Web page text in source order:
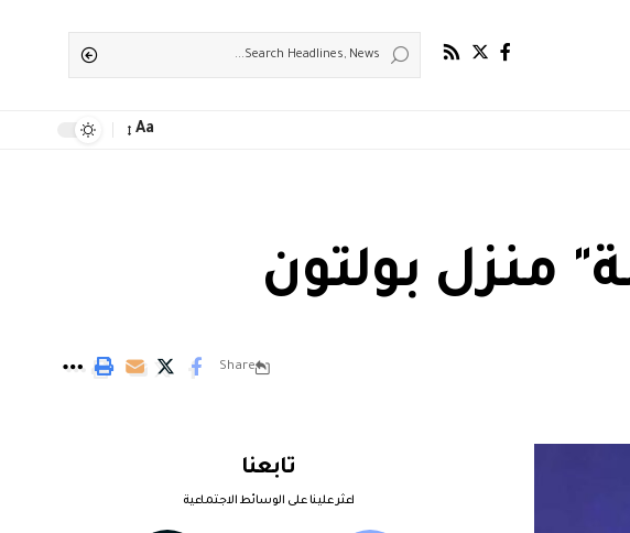
Aa
منزل بولتون
Share
تابعنا
اعثر علينا على الوسائط الاجتماعية